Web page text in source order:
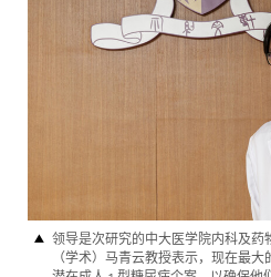
领导是次研究的中大医学院内科及药
（学术）马青云教授表示，现在最